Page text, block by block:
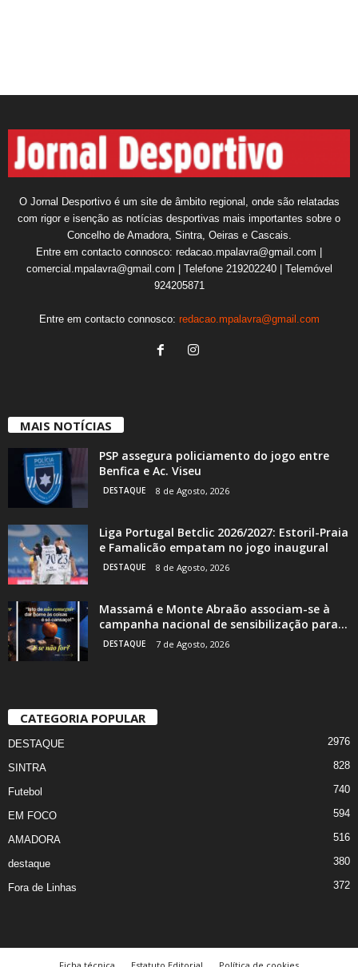
O Jornal Desportivo é um site de âmbito regional, onde são relatadas
com rigor e isenção as notícias desportivas mais importantes sobre o
Concelho de Amadora, Sintra, Oeiras e Cascais.
Entre em contacto connosco: redacao.mpalavra@gmail.com |
comercial.mpalavra@gmail.com | Telefone 219202240 | Telemóvel
924205871
Entre em contacto connosco: redacao.mpalavra@gmail.com
MAIS NOTÍCIAS
PSP assegura policiamento do jogo entre
Benfica e Ac. Viseu
DESTAQUE 8 de Agosto, 2026
Liga Portugal Betclic 2026/2027: Estoril-Praia
e Famalicão empatam no jogo inaugural
DESTAQUE 8 de Agosto, 2026
Massamá e Monte Abraão associam-se à
campanha nacional de sensibilização para...
DESTAQUE 7 de Agosto, 2026
CATEGORIA POPULAR
DESTAQUE 2976
SINTRA 828
Futebol 740
EM FOCO 594
AMADORA 516
destaque 380
Fora de Linhas 372